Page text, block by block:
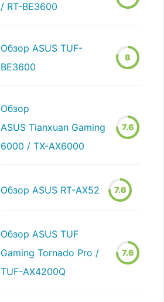
/ RT-BE3600
Обзор ASUS TUF-
BE3600
8
Обзор
ASUS Tianxuan Gaming
6000 / TX-AX6000
7.6
Обзор ASUS RT-AX52 7.6
Обзор ASUS TUF
Gaming Tornado Pro /
TUF-AX4200Q
7.6